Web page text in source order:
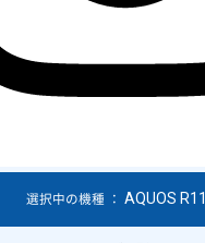
選択中の機種 ： AQUOS R11